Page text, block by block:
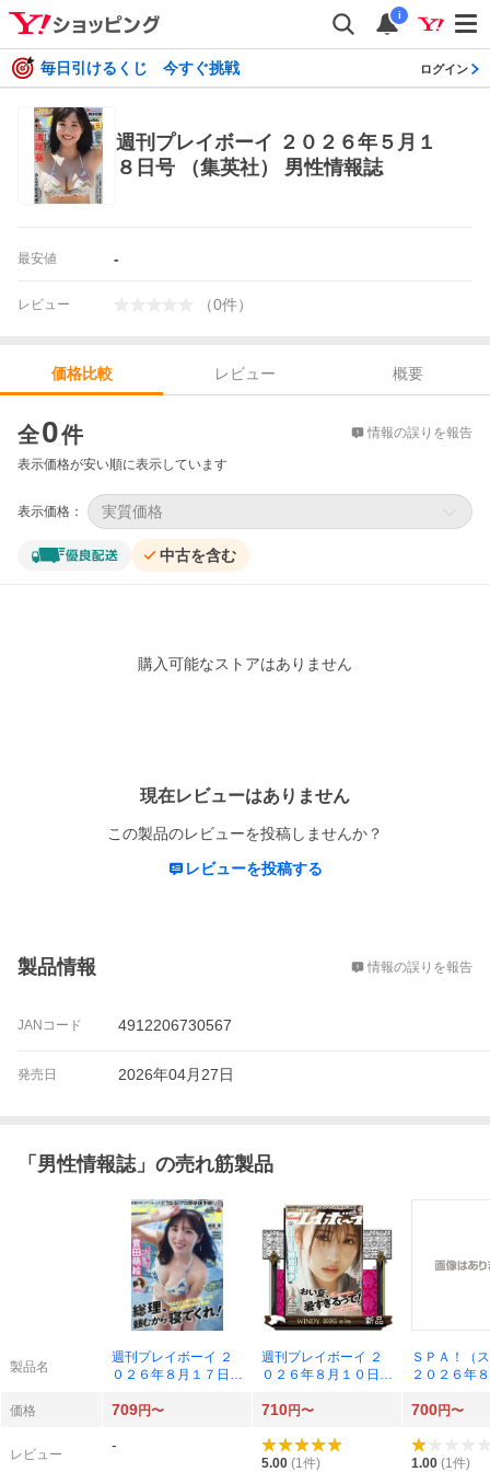
i
毎日引けるくじ 今すぐ挑戦 ログイン
週刊プレイボーイ ２０２６年５月１
８日号 （集英社） 男性情報誌
最安値 -
レビュー （0件）
価格比較 レビュー
概要
全0件 情報の誤りを報告
表示価格が安い順に表示しています
表示価格： 実質価格
中古を含む
購入可能なストアはありません
現在レビューはありません
この製品のレビューを投稿しませんか？
レビューを投稿する
製品情報 情報の誤りを報告
JANコード 4912206730567
発売日 2026年04月27日
「 男性情報誌」の売れ筋製品
製品名
週刊プレイボーイ ２
０２６年８月１７日号
週刊プレイボーイ ２
０２６年８月１０日号
ＳＰＡ！（
２０２６年
価格
709円〜 710円〜 700円〜
レビュー
-
5.00 (1件) 1.00 (1件)